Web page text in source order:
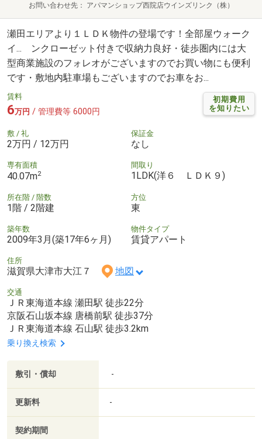
お問い合わせ先 アパマンショップ西院店ウインズリンク（株）
瀬田エリアより１ＬＤＫ物件の登場です！全部屋ウォーク
イ... ンクローゼット付きで収納力良好・徒歩圏内には大
型商業施設のフォレオがございますのでお買い物にも便利
です・敷地内駐車場もございますのでお車をお...
初期費用
を知りたい
賃料
6万円 / 管理費等 6000円
敷 / 礼
2万円 / 12万円
保証金
なし
専有面積
40.07m2
間取り
1LDK(洋６ ＬＤＫ９)
所在階 / 階数
1階 / 2階建
方位
東
築年数
2009年3月(築17年6ヶ月)
物件タイプ
賃貸アパート
住所
滋賀県大津市大江７ 地図
交通
ＪＲ東海道本線 瀬田駅 徒歩22分
京阪石山坂本線 唐橋前駅 徒歩37分
ＪＲ東海道本線 石山駅 徒歩3.2km
乗り換え検索
敷引・償却 -
更新料 -
契約期間